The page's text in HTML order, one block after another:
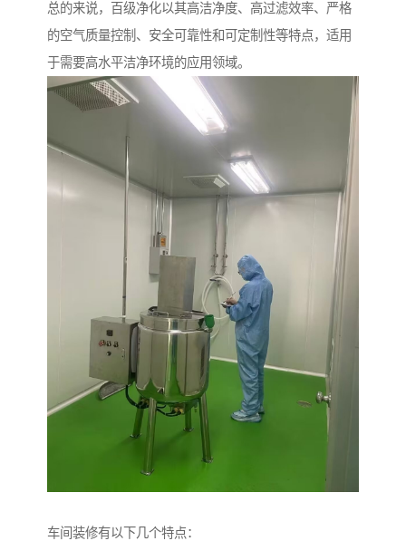
总的来说，百级净化以其高洁净度、高过滤效率、严格
的空气质量控制、安全可靠性和可定制性等特点，适用
于需要高水平洁净环境的应用领域。
车间装修有以下几个特点：